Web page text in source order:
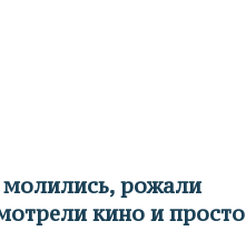
кино и просто